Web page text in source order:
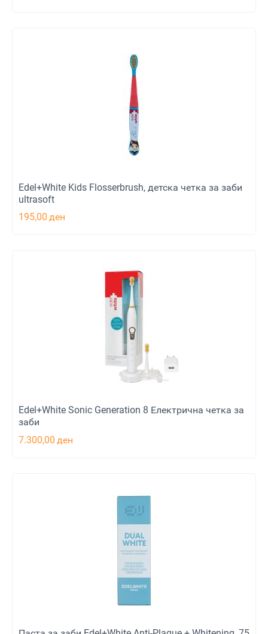
Edel+White Kids Flosserbrush, детска четка за заби
ultrasoft
195,00 ден
Edel+White Sonic Generation 8 Електрична четка за
заби
7.300,00 ден